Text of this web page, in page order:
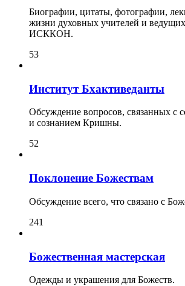
Биографии, цитаты, фотографии,
жизни духовных учителей и
ИСККОН.
53
Институт Бхактиведанты
Обсуждение вопросов, связанных с
и сознанием Кришны.
52
Поклонение Божествам
Обсуждение всего, что связано с
241
Божественная мастерская
Одежды и украшения для Божеств.